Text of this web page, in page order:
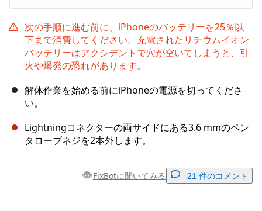
次の手順に進む前に、iPhoneのバッテリーを25％以
下まで消費してください。充電されたリチウムイオン
バッテリーはアクシデントで穴が空いてしまうと、引
火や爆発の恐れがあります。
解体作業を始める前にiPhoneの電源を切ってくださ
い。
Lightningコネクターの両サイドにある3.6 mmのペン
タローブネジを2本外します。
FixBotに聞いてみる 21 件のコメント